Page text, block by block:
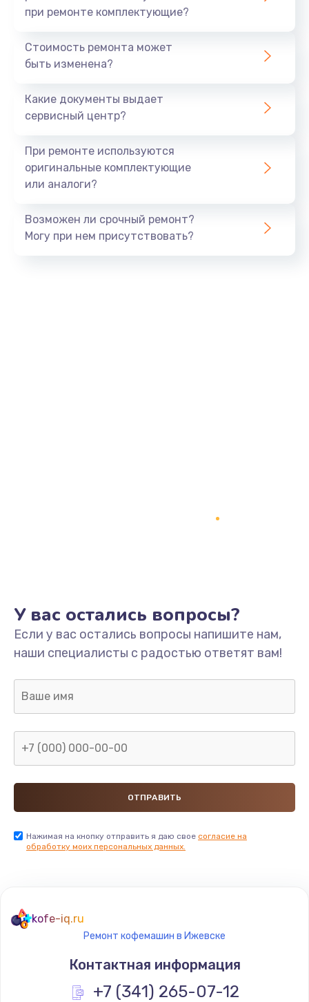
при ремонте комплектующие?
Стоимость ремонта может
быть изменена?
Какие документы выдает
сервисный центр?
При ремонте используются
оригинальные комплектующие
или аналоги?
Возможен ли срочный ремонт?
Могу при нем присутствовать?
У вас остались вопросы?
Если у вас остались вопросы напишите нам,
наши специалисты с радостью ответят вам!
Нажимая на кнопку отправить я даю свое согласие на
обработку моих персональных данных.
kofe-iq.ru
Ремонт кофемашин в Ижевске
Контактная информация
+7 (341) 265-07-12